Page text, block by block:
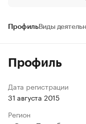
ПрофильВиды
Профиль
Дата регистрации
31 августа 2015
Регион